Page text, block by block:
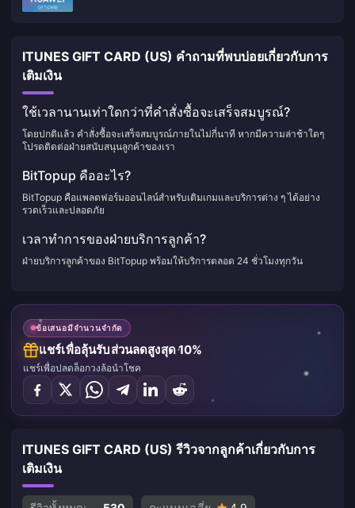
ITUNES GIFT CARD (US) คำถามที่พบบ่อยเกี่ยวกับการ
เติมเงิน
ใช้เวลานานเท่าใดกว่าที่คำสั่งซื้อจะเสร็จสมบูรณ์?
โดยปกติแล้ว คำสั่งซื้อจะเสร็จสมบูรณ์ภายในไม่กี่นาที หากมีความล่าช้าใดๆ
โปรดติดต่อฝ่ายสนับสนุนลูกค้าของเรา
BitTopup คืออะไร?
BitTopup คือแพลตฟอร์มออนไลน์สำหรับเติมเกมและบริการต่าง ๆ ได้อย่าง
รวดเร็วและปลอดภัย
เวลาทำการของฝ่ายบริการลูกค้า?
ฝ่ายบริการลูกค้าของ BitTopup พร้อมให้บริการตลอด 24 ชั่วโมงทุกวัน
ข้อเสนอมีจำนวนจำกัด
แชร์เพื่อลุ้นรับส่วนลดสูงสุด 10%
แชร์เพื่อปลดล็อกวงล้อนำโชค
ITUNES GIFT CARD (US) รีวิวจากลูกค้าเกี่ยวกับการ
เติมเงิน